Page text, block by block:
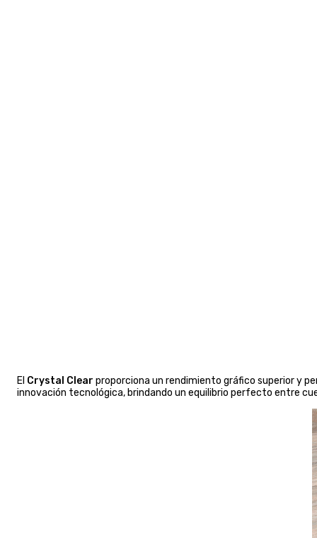
El Crystal Clear proporciona un rendimiento gráfico superior y
innovación tecnológica, brindando un equilibrio perfecto entre